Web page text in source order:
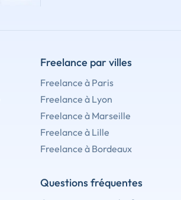
Freelance par villes
Freelance à Paris
Freelance à Lyon
Freelance à Marseille
Freelance à Lille
Freelance à Bordeaux
Questions fréquentes